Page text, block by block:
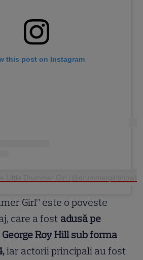
this post on Instagram
Little Drummer Girl (@drummergirlshow)
Girl” este o poveste
care a fost adusă pe
Roy Hill sub forma
iar actorii principali au fost